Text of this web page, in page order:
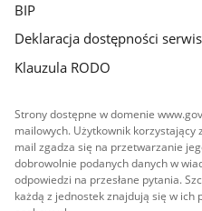
BIP
Deklaracja dostępności
Klauzula RODO
Strony dostępne w domenie
mailowych. Użytkownik
mail zgadza się na przetwarzanie
dobrowolnie podanych danych w
odpowiedzi na przesłane pytania.
każdą z jednostek znajdują się w